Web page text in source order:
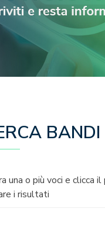
BANDI
una o più voci e clicca
i risultati